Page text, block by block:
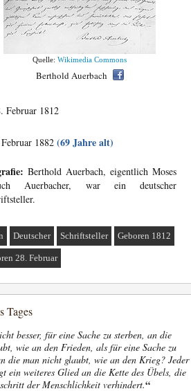
Quelle: Wikimedia Commons
Berthold Auerbach
Februar 1812
1882 (69 Jahre alt)
Berthold Auerbach, eigentlich Moses
Auerbacher, war ein deutscher
Deutscher Schriftsteller Geboren 1812
28. Februar
Tages
besser, für eine Sache zu sterben, an die
wie an den Frieden, als für eine Sache zu
die man nicht glaubt, wie an den Krieg? Jeder
ein weiteres Glied an die Kette des Übels, die
der Menschlichkeit verhindert.“